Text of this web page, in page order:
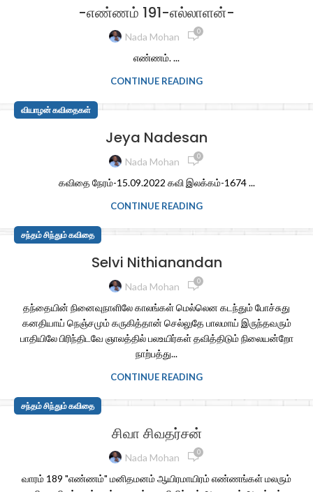
-எண்ணம் 191-எல்லாளன்-
Nada Mohan 0
எண்ணம். ...
CONTINUE READING
வியாழன் கவிதைகள்
Jeya Nadesan
Nada Mohan 0
கவிதை நேரம்-15.09.2022 கவி இலக்கம்-1674 ...
CONTINUE READING
சந்தம் சிந்தும் கவிதை
Selvi Nithianandan
Nada Mohan 0
தந்தையின் நினைவுநாளிலே காலங்கள் மெல்லென கடந்தும் போச்சுது
கனதியாய் நெஞ்சமும் கருகித்தான் செல்லுதே பாலமாய் இருந்தவரும்
பாதியிலே பிரிந்திடவே ஞாலத்தில் பலஉயிர்கள் தவித்திடும் நிலையன்றோ
நாற்பத்து...
CONTINUE READING
சந்தம் சிந்தும் கவிதை
சிவா சிவதர்சன்
Nada Mohan 0
வாரம் 189 "எண்ணம்" மனிதமனம் ஆயிரமாயிரம் எண்ணங்கள் மலரும்